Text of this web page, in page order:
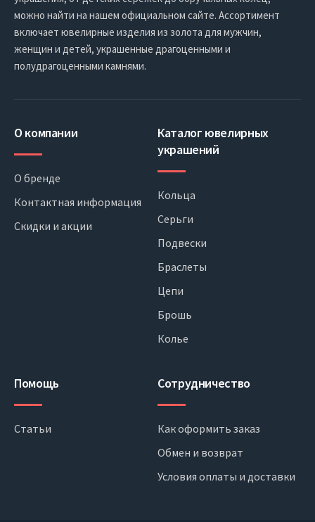
можно найти на нашем официальном сайте. Ассортимент
включает ювелирные изделия из золота для мужчин,
женщин и детей, украшенные драгоценными и
полудрагоценными камнями.
О компании
О бренде
Контактная информация
Скидки и акции
Каталог ювелирных
украшений
Кольца
Серьги
Подвески
Браслеты
Цепи
Брошь
Колье
Помощь
Статьи
Сотрудничество
Как оформить заказ
Обмен и возврат
Условия оплаты и доставки